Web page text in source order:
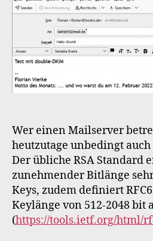
Wer einen Mailserver
heutzutage unbedingt
Der übliche RSA Standard
zunehmender Bitlänge
Keys, zudem definiert
Keylänge von 512-2048 bit
(https://tools.ietf.org/html/